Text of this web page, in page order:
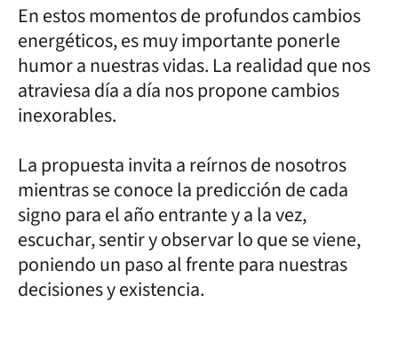
En estos momentos de profundos cambios
energéticos, es muy importante ponerle
humor a nuestras vidas. La realidad que nos
atraviesa día a día nos propone cambios
inexorables.
La propuesta invita a reírnos de nosotros
mientras se conoce la predicción de cada
signo para el año entrante y a la vez,
escuchar, sentir y observar lo que se viene,
poniendo un paso al frente para nuestras
decisiones y existencia.